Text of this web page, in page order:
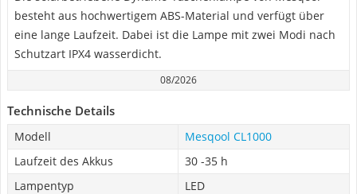
besteht aus hochwertigem ABS-Material und verfügt über
eine lange Laufzeit. Dabei ist die Lampe mit zwei Modi nach
Schutzart IPX4 wasserdicht.
08/2026
Technische Details
Modell
Mesqool CL1000
Laufzeit des Akkus
30 -35 h
Lampentyp
LED